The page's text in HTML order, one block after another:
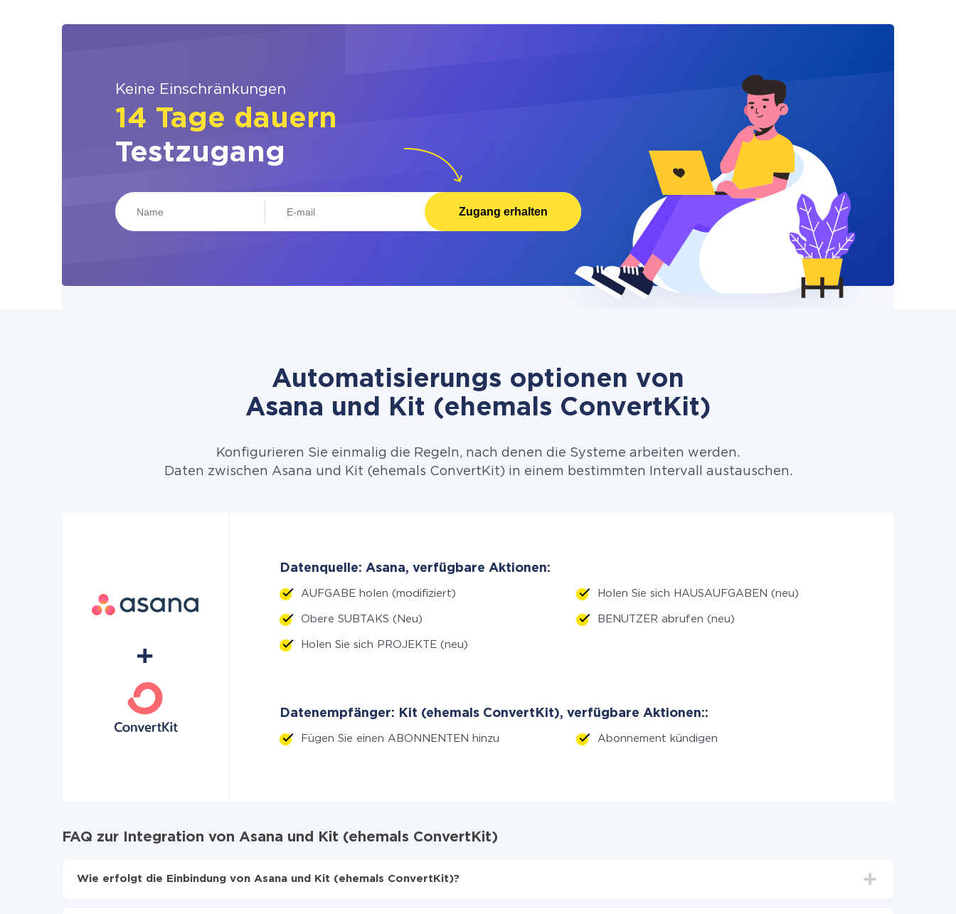
Keine Einschränkungen
14 Tage dauern
Testzugang
Zugang erhalten
Automatisierungs optionen von
Asana und Kit (ehemals ConvertKit)
Konfigurieren Sie einmalig die Regeln, nach denen die Systeme arbeiten werden.
Daten zwischen Asana und Kit (ehemals ConvertKit) in einem bestimmten Intervall austauschen.
Datenquelle: Asana, verfügbare Aktionen:
AUFGABE holen (modifiziert) Holen Sie sich HAUSAUFGABEN (neu)
Obere SUBTAKS (Neu) BENUTZER abrufen (neu)
Holen Sie sich PROJEKTE (neu)
Datenempfänger: Kit (ehemals ConvertKit), verfügbare Aktionen::
Fügen Sie einen ABONNENTEN hinzu Abonnement kündigen
FAQ zur Integration von Asana und Kit (ehemals ConvertKit)
Wie erfolgt die Einbindung von Asana und Kit (ehemals ConvertKit)?